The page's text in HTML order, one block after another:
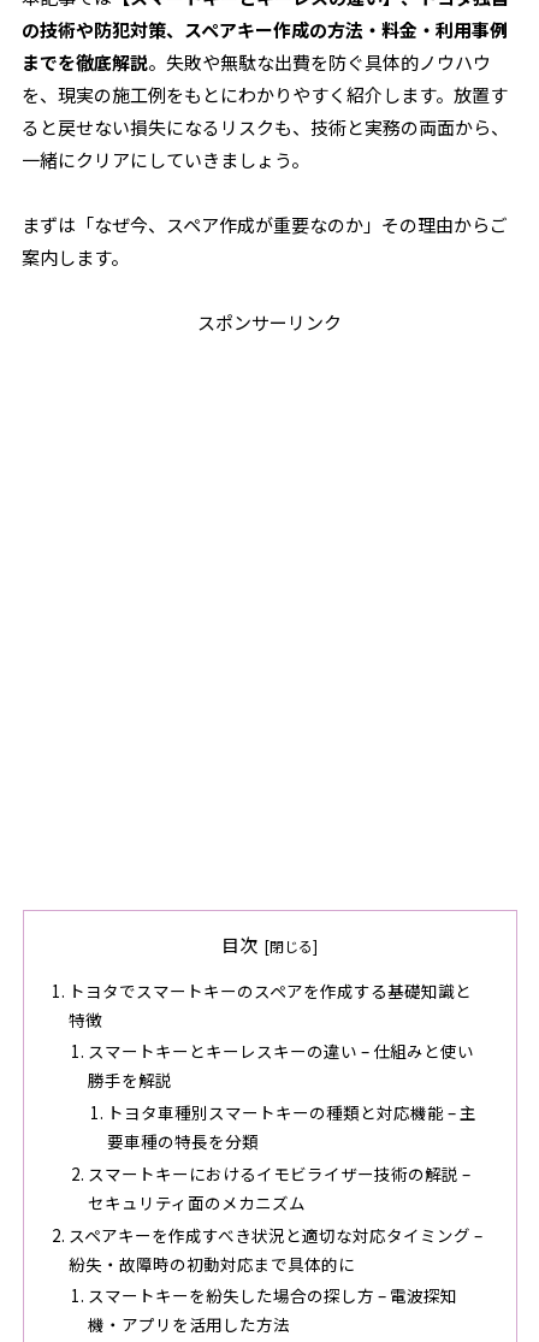
の技術や防犯対策、スペアキー作成の方法・料金・利用事例
までを徹底解説。失敗や無駄な出費を防ぐ具体的ノウハウ
を、現実の施工例をもとにわかりやすく紹介します。放置す
ると戻せない損失になるリスクも、技術と実務の両面から、
一緒にクリアにしていきましょう。
まずは「なぜ今、スペア作成が重要なのか」その理由からご
案内します。
スポンサーリンク
目次
トヨタでスマートキーのスペアを作成する基礎知識と
特徴
スマートキーとキーレスキーの違い – 仕組みと使い
勝手を解説
トヨタ車種別スマートキーの種類と対応機能 – 主
要車種の特長を分類
スマートキーにおけるイモビライザー技術の解説 –
セキュリティ面のメカニズム
スペアキーを作成すべき状況と適切な対応タイミング –
紛失・故障時の初動対応まで具体的に
スマートキーを紛失した場合の探し方 – 電波探知
機・アプリを活用した方法